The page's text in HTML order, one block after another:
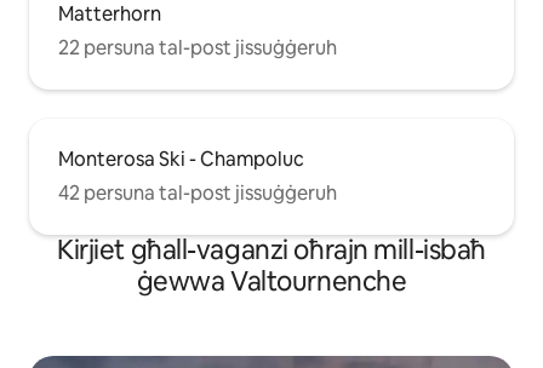
Matterhorn
22 persuna tal-post jissuġġeruh
Monterosa Ski - Champoluc
42 persuna tal-post jissuġġeruh
Kirjiet għall-vaganzi oħrajn mill-isbaħ
ġewwa Valtournenche